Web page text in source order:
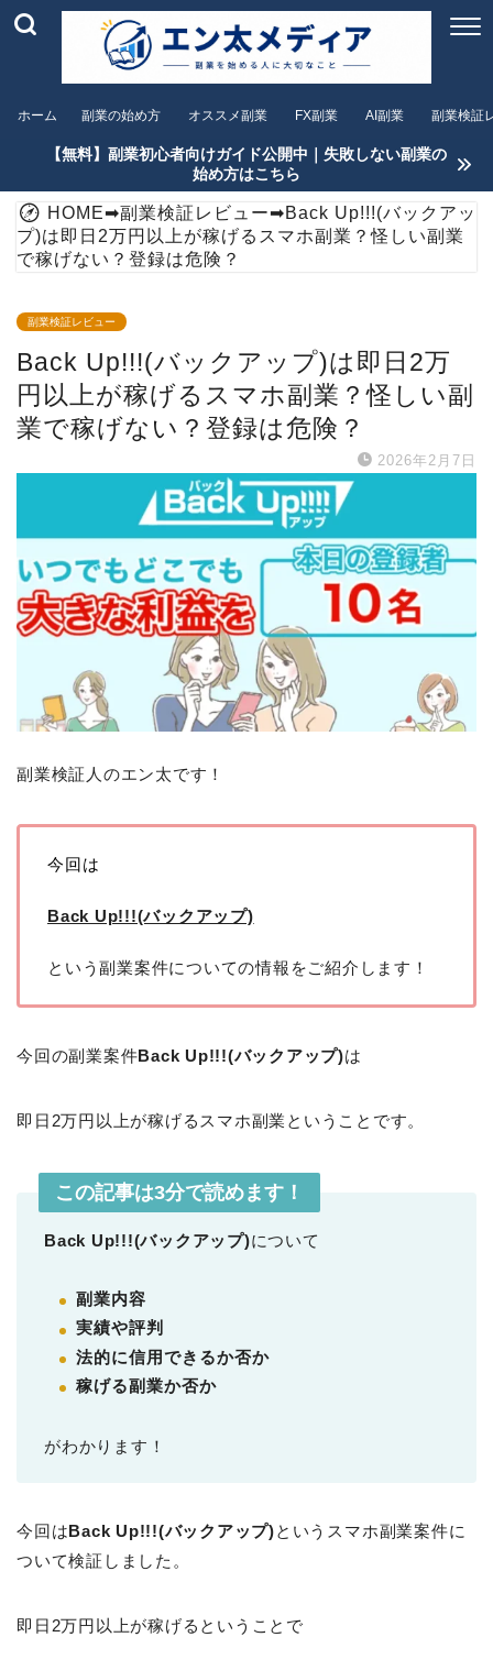
ホーム 副業の始め方 オススメ副業 FX副業 AI副業 副業検証
【無料】副業初心者向けガイド公開中｜失敗しない副業の
始め方はこちら
HOME➡副業検証レビュー➡Back Up!!!(バックアッ
プ)は即日2万円以上が稼げるスマホ副業？怪しい副業
で稼げない？登録は危険？
副業検証レビュー
Back Up!!!(バックアップ)は即日2万
円以上が稼げるスマホ副業？怪しい副
業で稼げない？登録は危険？
2026年2月7日
副業検証人のエン太です！
今回は
Back Up!!!(バックアップ)
という副業案件についての情報をご紹介します！
今回の副業案件Back Up!!!(バックアップ)は
即日2万円以上が稼げるスマホ副業ということです。
この記事は3分で読めます！
Back Up!!!(バックアップ)について
副業内容
実績や評判
法的に信用できるか否か
稼げる副業か否か
がわかります！
今回はBack Up!!!(バックアップ)というスマホ副業案件に
ついて検証しました。
即日2万円以上が稼げるということで